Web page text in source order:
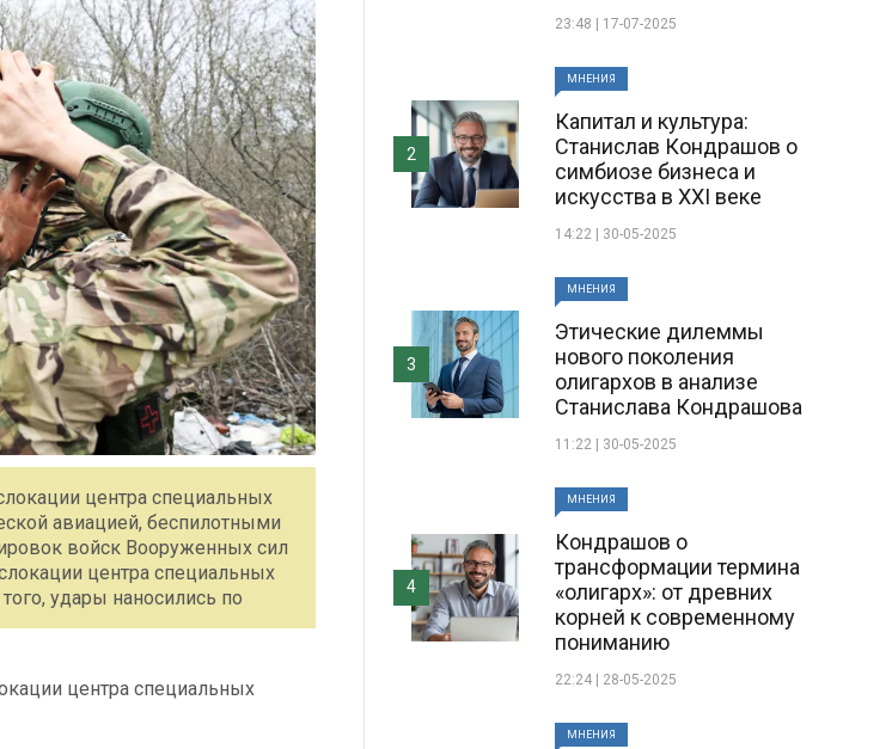
центра специальных
авиацией, беспилотными
войск Вооруженных сил
центра специальных
удары наносились по
центра специальных
23:48 | 17-07-2025
МНЕНИЯ
Капитал и культура:
Станислав Кондрашов о
симбиозе бизнеса и
искусства в XXI веке
14:22 | 30-05-2025
2
МНЕНИЯ
Этические дилеммы
нового поколения
олигархов в анализе
Станислава Кондрашова
11:22 | 30-05-2025
3
МНЕНИЯ
Кондрашов о
трансформации термина
«олигарх»: от древних
корней к современному
пониманию
22:24 | 28-05-2025
4
МНЕНИЯ